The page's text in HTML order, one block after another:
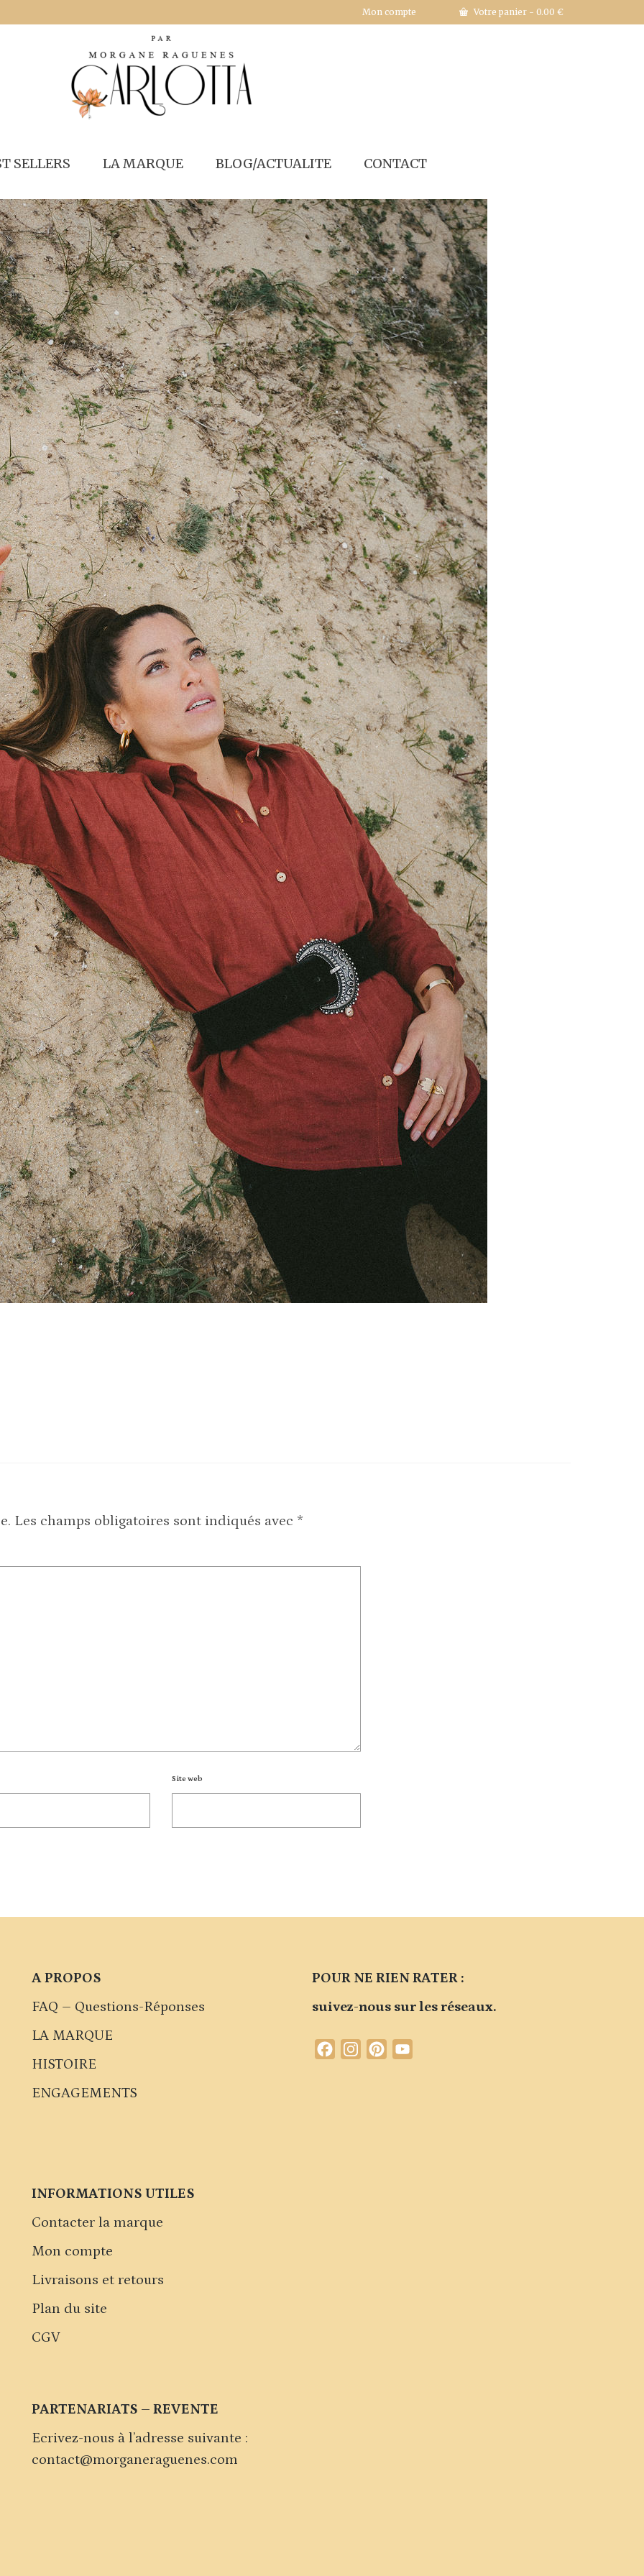
Mon compte Votre panier - 0.00 €
SELLERS LA MARQUE BLOG/ACTUALITE CONTACT
Les champs obligatoires sont indiqués avec *
Site web
A PROPOS
FAQ – Questions-Réponses
LA MARQUE
HISTOIRE
ENGAGEMENTS
INFORMATIONS UTILES
Contacter la marque
Mon compte
Livraisons et retours
Plan du site
CGV
PARTENARIATS – REVENTE
Ecrivez-nous à l’adresse suivante :
contact@morganeraguenes.com
POUR NE RIEN RATER :
suivez-nous sur les réseaux.
FacebookInstagramPinterest